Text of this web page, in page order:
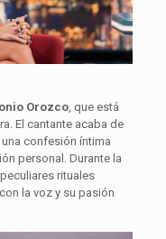
Orozco, que está
El cantante acaba de
una confesión íntima
personal. Durante la
rituales
la voz y su pasión